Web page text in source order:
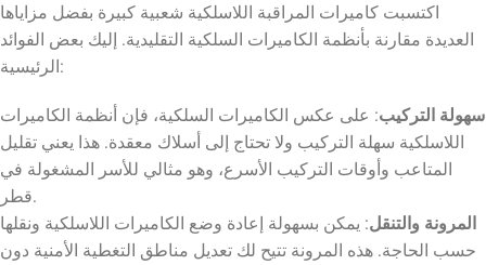
اكتسبت كاميرات المراقبة اللاسلكية شعبية كبيرة بفضل مزاياها
العديدة مقارنة بأنظمة الكاميرات السلكية التقليدية. إليك بعض الفوائد
الرئيسية:
سهولة التركيب: على عكس الكاميرات السلكية، فإن أنظمة الكاميرات
اللاسلكية سهلة التركيب ولا تحتاج إلى أسلاك معقدة. هذا يعني تقليل
المتاعب وأوقات التركيب الأسرع، وهو مثالي للأسر المشغولة في
قطر.
المرونة والتنقل: يمكن بسهولة إعادة وضع الكاميرات اللاسلكية ونقلها
حسب الحاجة. هذه المرونة تتيح لك تعديل مناطق التغطية الأمنية دون